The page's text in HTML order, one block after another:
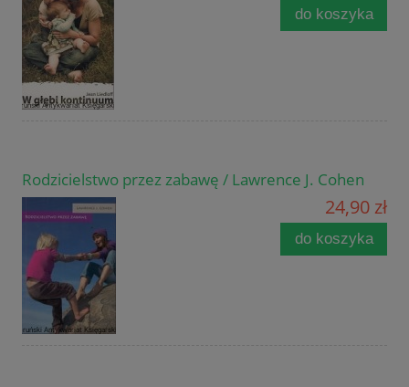
do koszyka
Rodzicielstwo przez zabawę / Lawrence J. Cohen
24,90 zł
do koszyka